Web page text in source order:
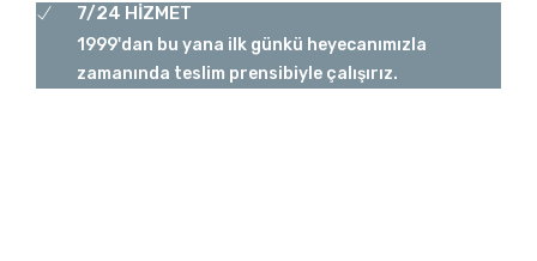
7/24 HİZMET
1999'dan bu yana ilk günkü heyecanımızla
zamanında teslim prensibiyle çalışırız.